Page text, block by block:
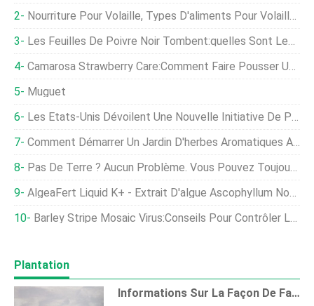
Nourriture Pour Volaille, Types D'aliments Pour Volaille, Formulation D'aliments
Les Feuilles De Poivre Noir Tombent:quelles Sont Les Causes Des Feuilles Noircies Sur Les Plants De Poivre
Camarosa Strawberry Care:Comment Faire Pousser Un Plant De Fraise Camarosa
Muguet
Les États-Unis Dévoilent Une Nouvelle Initiative De Partenariat Climatique Pour Le Secteur Agricole
Comment Démarrer Un Jardin D'herbes Aromatiques À L'intérieur
Pas De Terre ? Aucun Problème. Vous Pouvez Toujours Grandir Avec Des Conteneurs !
AlgeaFert Liquid K+ - Extrait D'algue Ascophyllum Nodosum
Barley Stripe Mosaic Virus:Conseils Pour Contrôler Le Virus De La Mosaïque De L'orge
Plantation
Informations Sur La Façon De Faire Pousser Du Basilic À L'intérieur